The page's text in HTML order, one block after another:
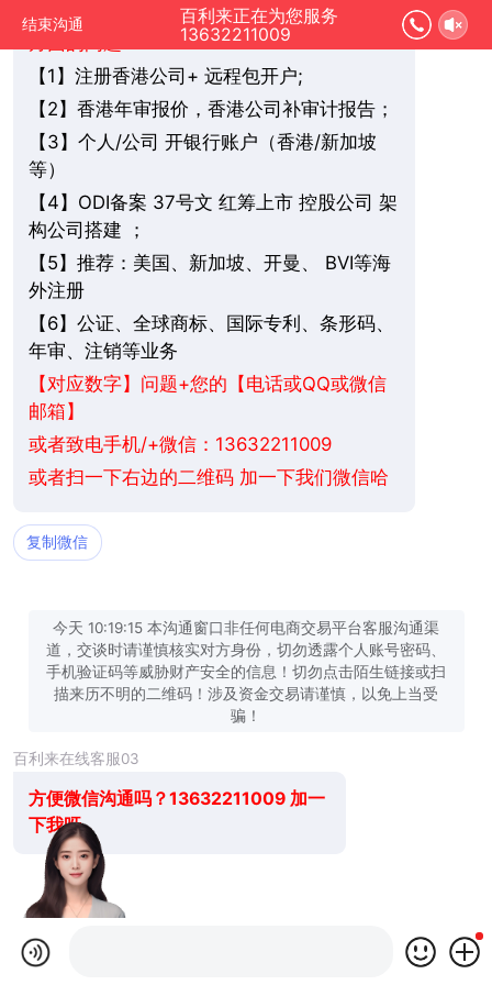
结束沟通
百利来正在为您服务
13632211009
您好，我是在线人工客服，您是想要了解哪
【 1】注册香港公司+ 远程包开户;
【 2】香港年审报价，香港公司补审计报告；
【 3】个人/公司 开银行账户（香港/新加坡
等）
【 4】ODI备案 37号文 红筹上市 控股公司 架
构公司搭建 ；
【 5】推荐：美国、新加坡、 开曼、 BVI等海
外注册
【 6】公证、全球商标、国际专利、条形码、
年审、注销等业务
【对应数字】问题+您的【电话或QQ或微信
邮箱】
或者致电手机/+微信：13632211009
或者扫一下右边的二维码 加一下我们微信哈
复制微信
今天 10:19:15 本沟通窗口非任何电商交易平台客服沟通渠
道，交谈时请谨慎核实对方身份，切勿透露个人账号密码、
手机验证码等威胁财产安全的信息！切勿点击陌生链接或扫
描来历不明的二维码！涉及资金交易请谨慎，以免上当受
骗！
百利来在线客服03
方便微信沟通吗？13632211009 加一
下我呀